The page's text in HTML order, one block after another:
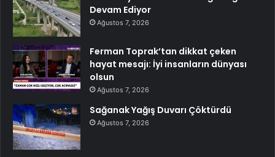
Devam Ediyor
Ağustos 7, 2026
Ferman Toprak’tan dikkat çeken
hayat mesajı: İyi insanların dünyası
olsun
Ağustos 7, 2026
Sağanak Yağış Duvarı Çöktürdü
Ağustos 7, 2026